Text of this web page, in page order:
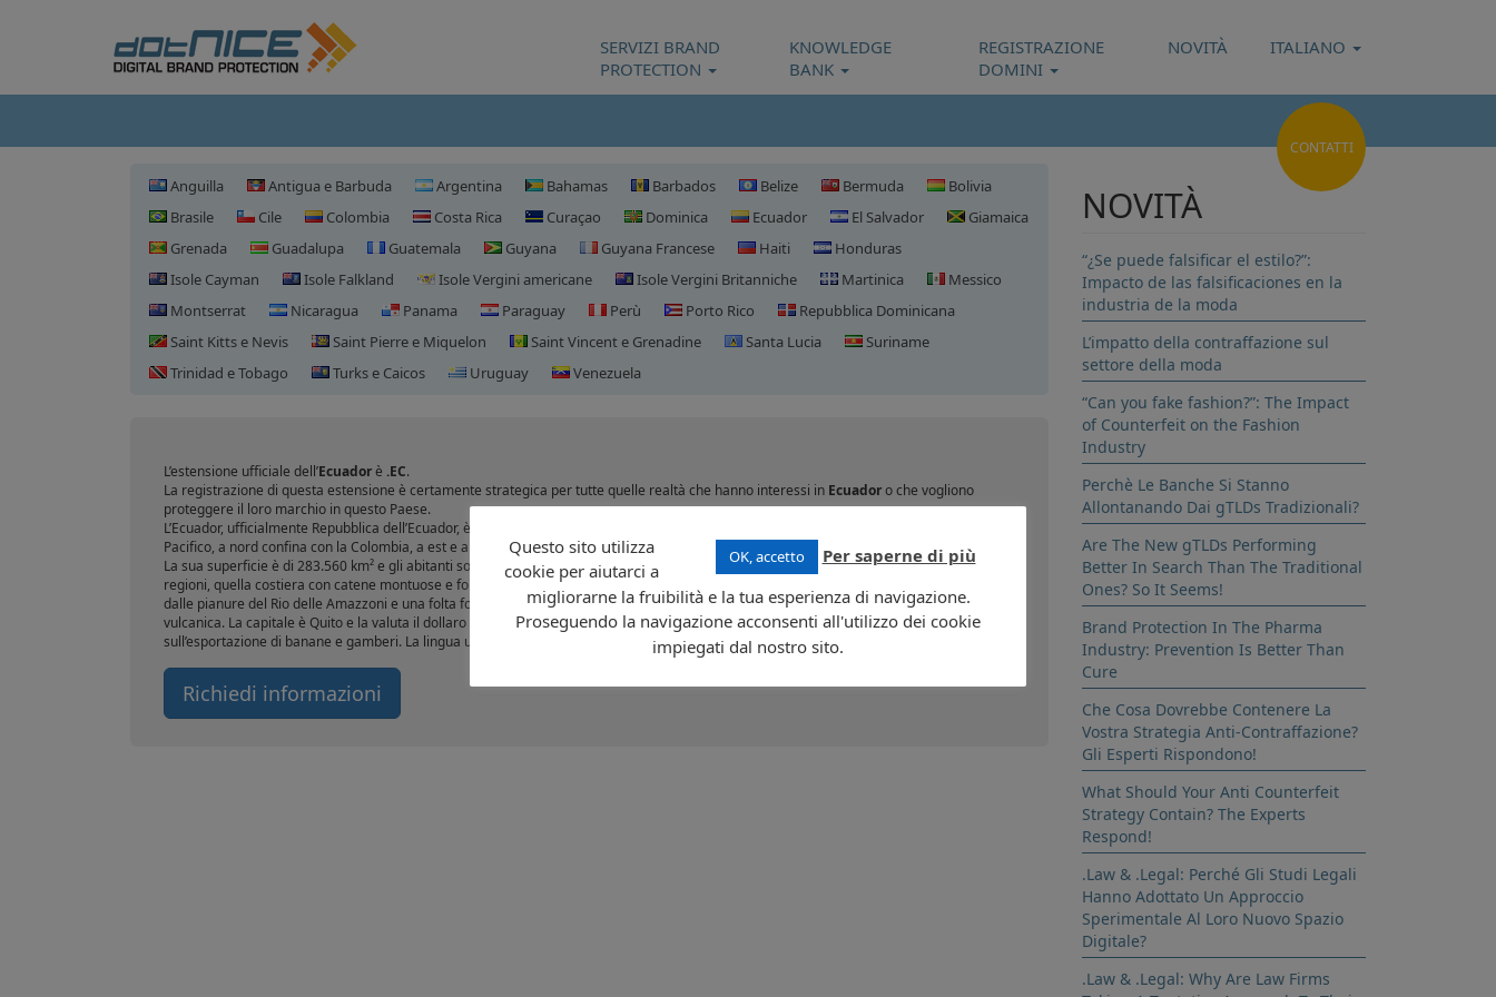
SERVIZI BRAND
PROTECTION
KNOWLEDGE
BANK
REGISTRAZIONE
DOMINI
NOVITÀ ITALIANO
Anguilla Antigua e Barbuda Argentina Bahamas Barbados Belize Bermuda
Bolivia
Brasile
Cile Colombia Costa Rica Curaçao Dominica Ecuador El Salvador
Giamaica
Grenada
Guadalupa Guatemala Guyana Guyana Francese Haiti
Honduras
Isole Cayman
Isole Falkland Isole Vergini americane Isole Vergini Britanniche Martinica
Messico
Montserrat
Nicaragua Panama Paraguay Perù Porto Rico
Repubblica Dominicana
Saint Kitts e Nevis
Saint Pierre e Miquelon Saint Vincent e Grenadine Santa Lucia
Suriname
Trinidad e Tobago
Turks e Caicos Uruguay VenezuelaRegistrazione domini Ecuador
L’estensione ufficiale dell’Ecuadorè .EC.
La registrazione di questa estensione è certamente strategica per tutte quelle realtà che hanno interessi in Ecuadoro che vogliono
proteggere il loro marchio in questo Paese.
L’Ecuador, ufficialmente Repubblica dell’Ecuador, è una repubblica presidenziale dell’America Meridionale. A ovest è bagnata dall’Oceano
Pacifico, a nord confina con la Colombia, a est e a sud con il Perù.
La sua superficie è di 283.560 km² e gli abitanti sono 15.444.637. La morfologia dell’
Ecuadorè molto varia. Si distinguono 4 importanti
regioni, quella costiera con catene montuose e foreste, la Sierra, attraversata dalla Cordigliera delle Ande, e quella orientale, costituita
dalle pianure del Rio delle Amazzoni e una folta foresta pluviale, e la regione insulare, costituita dalle isole Galapagos, di origine
vulcanica. La capitale è Quito e la valuta il dollaro statunitense. L’economia è basata sulle risorse minerarie e petrolifere e
sull’esportazione di banane e gamberi. La lingua ufficiale è lo spagnolo.
Richiedi informazioni
CONTATTI
NOVITÀ
“¿Se puede falsificar el estilo?”:
Impacto de las falsificaciones en la
industria de la moda
L’impatto della contraffazione sul
settore della moda
“Can you fake fashion?”: The Impact
of Counterfeit on the Fashion
Industry
Perchè Le Banche Si Stanno
Allontanando Dai gTLDs Tradizionali?
Are The New gTLDs Performing
Better In Search Than The Traditional
Ones? So It Seems!
Brand Protection In The Pharma
Industry: Prevention Is Better Than
Cure
Che Cosa Dovrebbe Contenere La
Vostra Strategia Anti-Contraffazione?
Gli Esperti Rispondono!
What Should Your Anti Counterfeit
Strategy Contain? The Experts
Respond!
.Law & .Legal: Perché Gli Studi Legali
Hanno Adottato Un Approccio
Sperimentale Al Loro Nuovo Spazio
Digitale?
.Law & .Legal: Why Are Law Firms
OK, accetto Per saperne di più
Questo sito utilizza
cookie per aiutarci a
migliorarne la fruibilità e la tua esperienza di navigazione.
Proseguendo la navigazione acconsenti all'utilizzo dei cookie
impiegati dal nostro sito.